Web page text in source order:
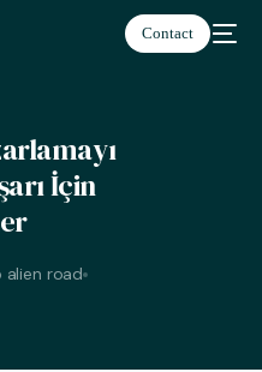
Contact
İçin
alien road